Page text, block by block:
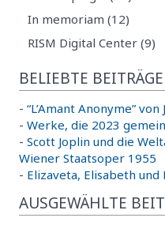
In memoriam (12)
RISM Digital Center (9)
BELIEBTE BEITRÄGE
- “L’Amant Anonyme”
- Werke, die 2023
- Scott Joplin und die
Wiener Staatsoper 1955
- Elizaveta, Elisabeth und
AUSGEWÄHLTE